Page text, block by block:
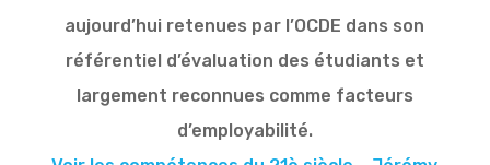
aujourd’hui retenues par l’OCDE dans son
référentiel d’évaluation des étudiants et
largement reconnues comme facteurs
d’employabilité.